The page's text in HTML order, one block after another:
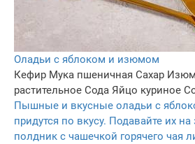
Оладьи с яблоком и изюмом
Кефир Мука пшеничная Сахар Изюм
растительное Сода Яйцо куриное
Пышные и вкусные оладьи с
придутся по вкусу. Подавайте их
полдник с чашечкой горячего чая